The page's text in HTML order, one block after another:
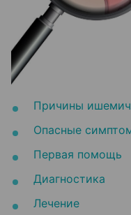
Причины
Опасные
Первая помощь
Диагностика
Лечение